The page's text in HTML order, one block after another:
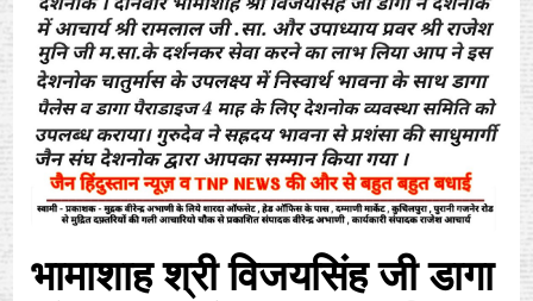
भामाशाह श्री विजयसिंह जी डागा